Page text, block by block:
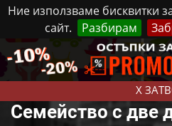
Ние използваме бисквитки
сайт.
Разбирам
X
Неделя, 9 Август, 2026
Семейство с две